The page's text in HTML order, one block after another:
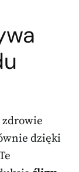
dzięki